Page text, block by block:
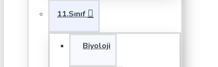
11.Sınıf
Biyoloji